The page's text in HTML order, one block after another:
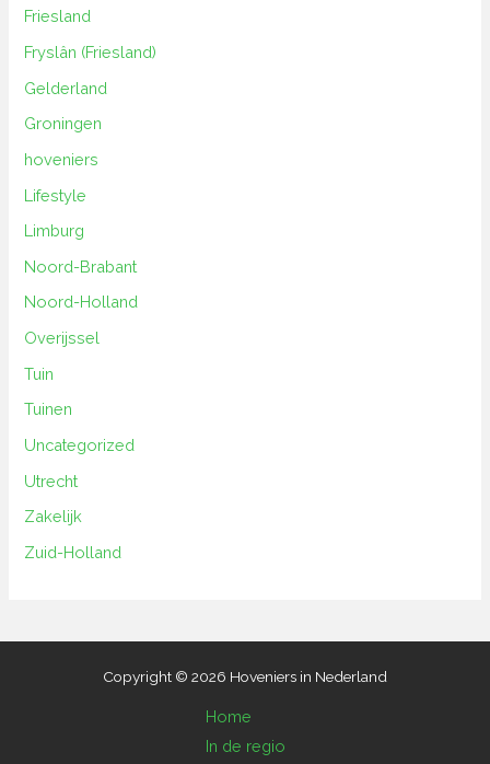
Friesland
Fryslân (Friesland)
Gelderland
Groningen
hoveniers
Lifestyle
Limburg
Noord-Brabant
Noord-Holland
Overijssel
Tuin
Tuinen
Uncategorized
Utrecht
Zakelijk
Zuid-Holland
Copyright © 2026 Hoveniers in Nederland
Home
In de regio